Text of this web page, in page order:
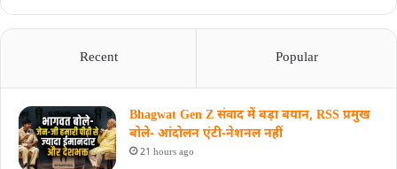
Recent Popular
Bhagwat Gen Z संवाद में बड़ा बयान, RSS प्रमुख
बोले- आंदोलन एंटी-नेशनल नहीं
21 hours ago